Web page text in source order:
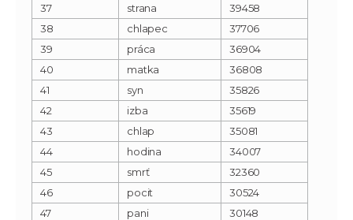
37
strana
39458
38
chlapec
37706
39
práca
36904
40
matka
36808
41
syn
35826
42
izba
35619
43
chlap
35081
44
hodina
34007
45
smrť
32360
46
pocit
30524
47
pani
30148